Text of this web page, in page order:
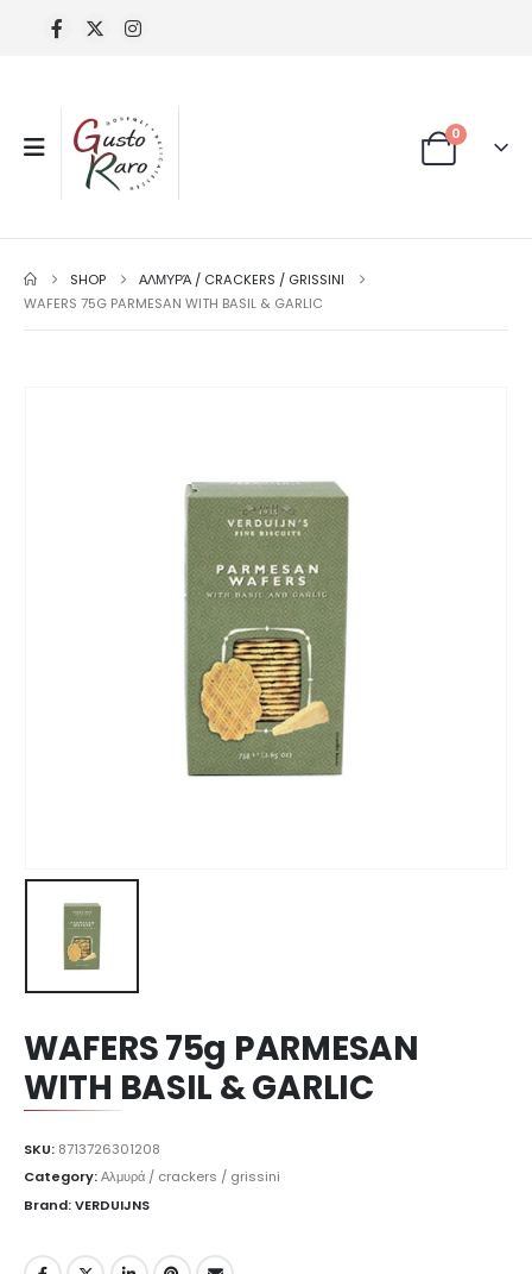
0
SHOP
ΑΛΜΥΡΆ / CRACKERS / GRISSINI
WAFERS 75G PARMESAN WITH BASIL & GARLIC
WAFERS 75g PARMESAN
WITH BASIL & GARLIC
SKU: 8713726301208
Category:Αλμυρά / crackers / grissini
Brand: VERDUIJNS